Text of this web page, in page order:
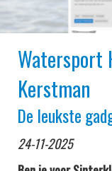
Watersport
Kerstman
De leukste
24-11-2025